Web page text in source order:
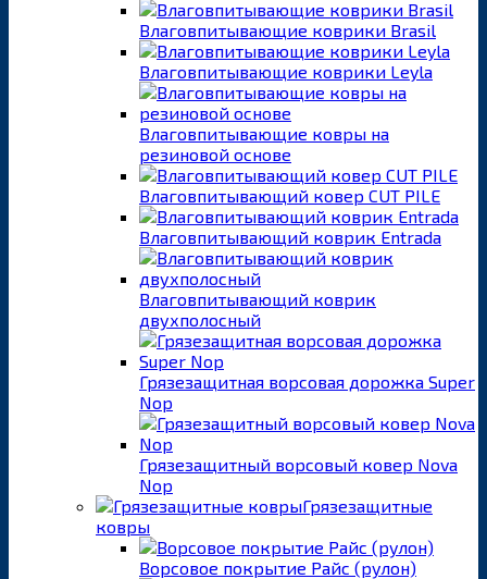
Влаговпитывающие коврики Brasil
Влаговпитывающие коврики Leyla
Влаговпитывающие ковры на
резиновой основе
Влаговпитывающий ковер CUT PILE
Влаговпитывающий коврик Entrada
Влаговпитывающий коврик
двухполосный
Грязезащитная ворсовая дорожка Super
Nop
Грязезащитный ворсовый ковер Nova
Nop
Грязезащитные
ковры
Ворсовое покрытие Райс (рулон)